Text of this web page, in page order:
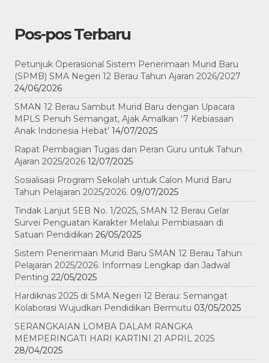
Pos-pos Terbaru
Petunjuk Operasional Sistem Penerimaan Murid Baru
(SPMB) SMA Negeri 12 Berau Tahun Ajaran 2026/2027
24/06/2026
SMAN 12 Berau Sambut Murid Baru dengan Upacara
MPLS Penuh Semangat, Ajak Amalkan ‘7 Kebiasaan
Anak Indonesia Hebat’ 14/07/2025
Rapat Pembagian Tugas dan Peran Guru untuk Tahun
Ajaran 2025/2026 12/07/2025
Sosialisasi Program Sekolah untuk Calon Murid Baru
Tahun Pelajaran 2025/2026. 09/07/2025
Tindak Lanjut SEB No. 1/2025, SMAN 12 Berau Gelar
Survei Penguatan Karakter Melalui Pembiasaan di
Satuan Pendidikan 26/05/2025
Sistem Penerimaan Murid Baru SMAN 12 Berau Tahun
Pelajaran 2025/2026: Informasi Lengkap dan Jadwal
Penting 22/05/2025
Hardiknas 2025 di SMA Negeri 12 Berau: Semangat
Kolaborasi Wujudkan Pendidikan Bermutu 03/05/2025
SERANGKAIAN LOMBA DALAM RANGKA
MEMPERINGATI HARI KARTINI 21 APRIL 2025
28/04/2025